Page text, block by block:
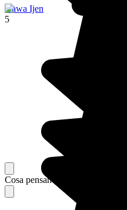
Kawa Ijen
5
Cosa pensano i nostri viaggiatori